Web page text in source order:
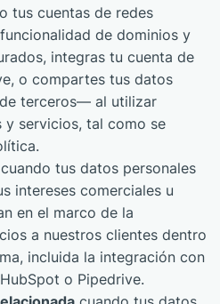
tus cuentas de redes
de dominios y
integras tu cuenta de
o compartes tus datos
terceros— al utilizar
y servicios, tal como se
cuando tus datos personales
intereses comerciales u
en el marco de la
a nuestros clientes dentro
incluida la integración con
o Pipedrive.